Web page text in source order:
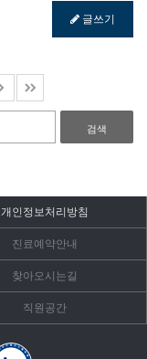
글쓰기
검색
개인정보처리방침
진료예약안내
찾아오시는길
직원공간